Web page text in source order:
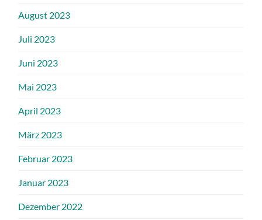
August 2023
Juli 2023
Juni 2023
Mai 2023
April 2023
März 2023
Februar 2023
Januar 2023
Dezember 2022